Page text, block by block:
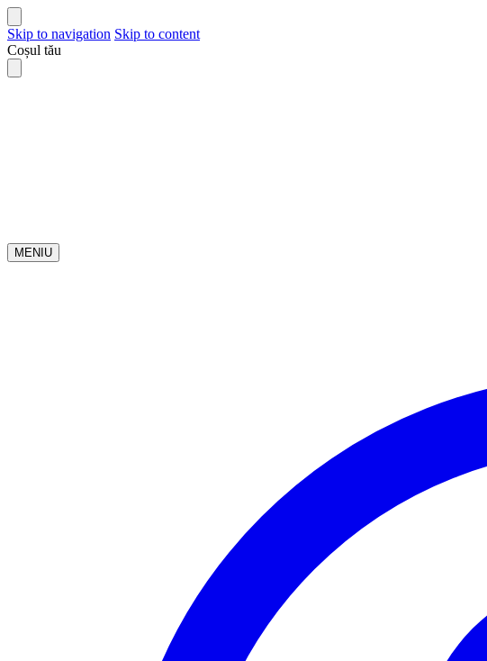
Skip to navigation Skip to content
Coșul tău
MENIU